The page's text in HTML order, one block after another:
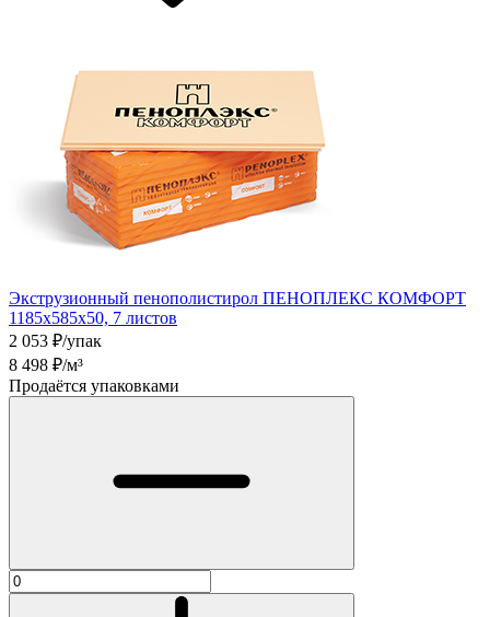
Экструзионный пенополистирол ПЕНОПЛЕКС КОМФОРТ
1185х585х50, 7 листов
2 053 ₽/упак
8 498 ₽/м³
Продаётся упаковками